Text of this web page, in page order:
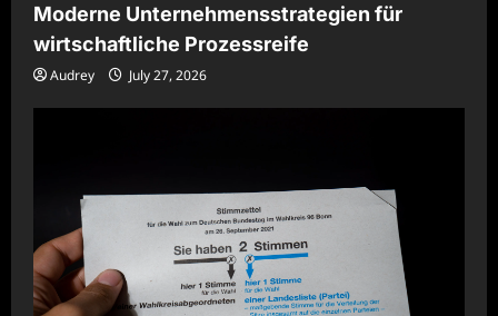
Moderne Unternehmensstrategien für
wirtschaftliche Prozessreife
Audrey July 27, 2026